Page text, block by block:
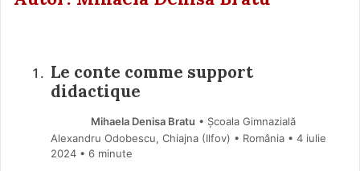
Le conte comme support
didactique
Mihaela Denisa Bratu • Școala Gimnazială
Alexandru Odobescu, Chiajna (Ilfov) • România
4 iulie
2024 • 6 minute